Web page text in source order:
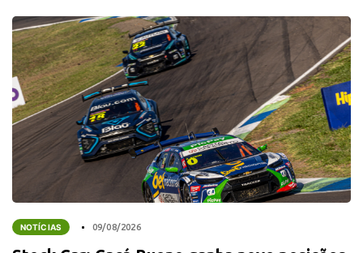
NOTÍCIAS 09/08/2026